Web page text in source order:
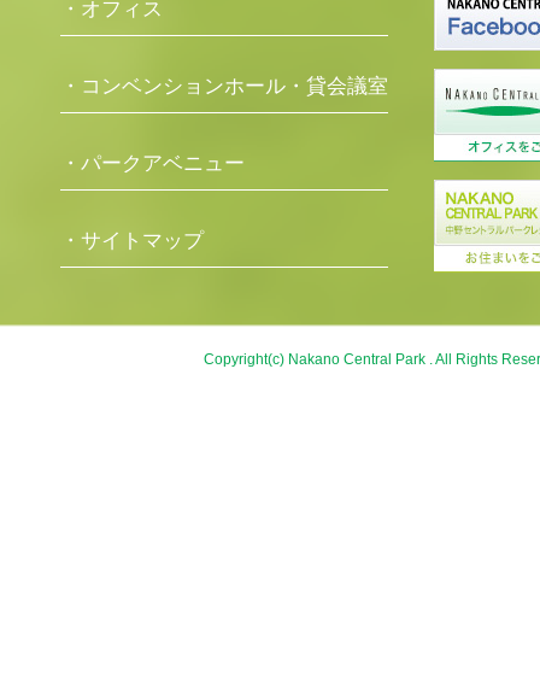
・オフィス
・コンベンションホール・貸会議室
・パークアベニュー
・サイトマップ
Copyright(c) Nakano Central Park . All Rights